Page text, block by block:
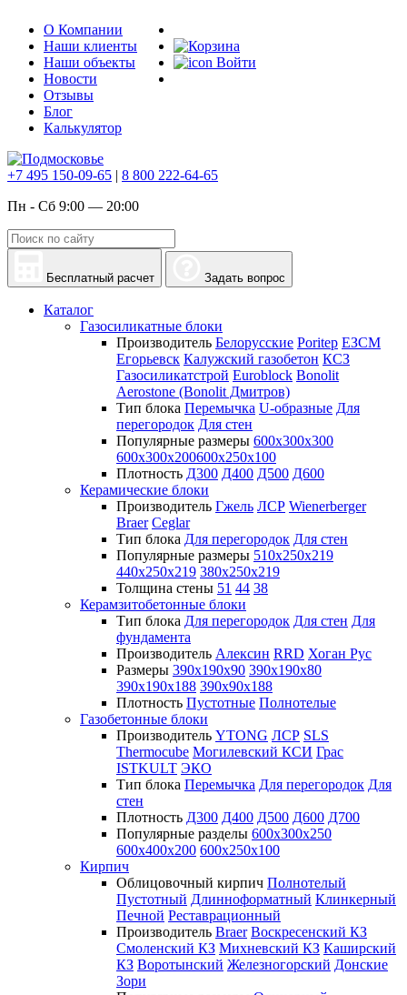
О Компании
Наши клиенты
Наши объекты
Новости
Отзывы
Блог
Калькулятор
Войти
+7 495 150-09-65 | 8 800 222-64-65
Пн - Сб 9:00 — 20:00
Бесплатный расчет Задать вопрос
Каталог
Газосиликатные блоки
Производитель Белорусские Poritep ЕЗСМ
Егорьевск Калужский газобетон КСЗ
Газосиликатстрой Euroblock Bonolit
Aerostone (Bonolit Дмитров)
Тип блока Перемычка U-образные Для
перегородок Для стен
Популярные размеры 600х300х300
600х300х200600х250х100
Плотность Д300 Д400 Д500 Д600
Керамические блоки
Производитель Гжель ЛСР Wienerberger
Braer Ceglar
Тип блока Для перегородок Для стен
Популярные размеры 510х250х219
440х250х219 380х250х219
Толщина стены 51 44 38
Керамзитобетонные блоки
Тип блока Для перегородок Для стен Для
фундамента
Производитель Алексин RRD Хоган Рус
Размеры 390х190х90 390х190х80
390х190х188 390х90х188
Плотность Пустотные Полнотелые
Газобетонные блоки
Производитель YTONG ЛСР SLS
Thermocube Могилевский КСИ Грас
ISTKULT ЭКО
Тип блока Перемычка Для перегородок Для
стен
Плотность Д300 Д400 Д500 Д600 Д700
Популярные разделы 600х300х250
600х400х200 600х250х100
Кирпич
Облицовочный кирпич Полнотелый
Пустотный Длинноформатный Клинкерный
Печной Реставрационный
Производитель Braer Воскресенский КЗ
Смоленский КЗ Михневский КЗ Каширский
КЗ Воротынский Железногорский Донские
Зори